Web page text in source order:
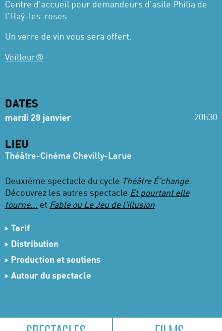
Centre d'accueil pour demandeurs d'asile Philia de
l'Haÿ-les-roses.
Un verre de vin vous sera offert.
Veilleur®
DATES
mardi 28 janvier 20h30
LIEU
Théâtre-Cinéma Chevilly-Larue
Deuxième spectacle du cycle Théâtre É'change.
Découvrez les autres spectacle Et pourtant elle
tourne... et Fable ou Le Jeu de l'illusion
Tarif
19 €Tarif plein
9 € - 25 ans
Distribution
TexteAiat Fayez
Interprètes Gustave Akakpo, Caroline Maydat et
Collaboration artistiqueJohanna Silberstein
Costumes et accessoires
Noémie Edel
Production et soutiens
ProductionVeilleur®
Autour du spectacle